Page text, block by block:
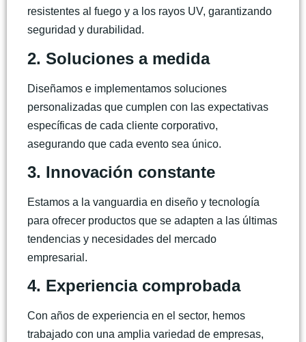
resistentes al fuego y a los rayos UV, garantizando
seguridad y durabilidad.
2. Soluciones a medida
Diseñamos e implementamos soluciones
personalizadas que cumplen con las expectativas
específicas de cada cliente corporativo,
asegurando que cada evento sea único.
3. Innovación constante
Estamos a la vanguardia en diseño y tecnología
para ofrecer productos que se adapten a las últimas
tendencias y necesidades del mercado
empresarial.
4. Experiencia comprobada
Con años de experiencia en el sector, hemos
trabajado con una amplia variedad de empresas,